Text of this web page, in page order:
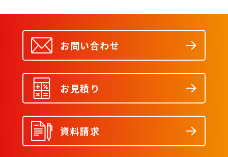
お問い合わせ
お見積り
資料請求